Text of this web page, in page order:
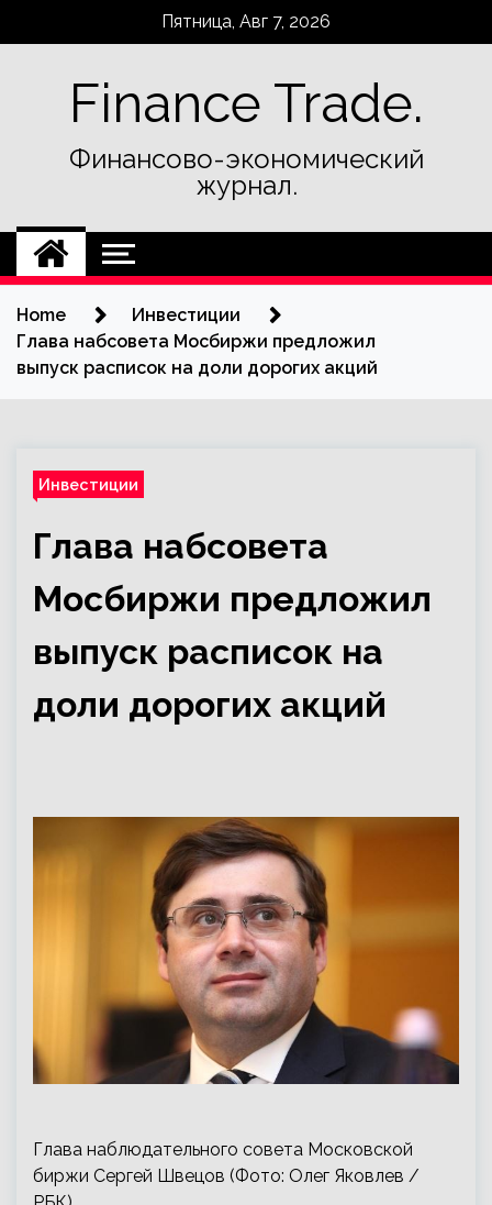
Пятница, Авг 7, 2026
Finance Trade.
Финансово-экономический
журнал.
Home
Инвестиции
Глава набсовета Мосбиржи предложил
выпуск расписок на доли дорогих акций
Инвестиции
Глава набсовета
Мосбиржи предложил
выпуск расписок на
доли дорогих акций
Глава наблюдательного совета Московской
биржи Сергей Швецов (Фото: Олег Яковлев /